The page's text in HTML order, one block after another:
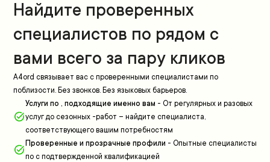
Найдите проверенных
специалистов по рядом с
вами всего за пару кликов
A4ord связывает вас с проверенными специалистами по
поблизости. Без звонков. Без языковых барьеров.
Услуги по , подходящие именно вам - От регулярных и разовых
услуг до сезонных -работ – найдите специалиста,
соответствующего вашим потребностям
Проверенные и прозрачные профили - Опытные специалисты
по с подтвержденной квалификацией